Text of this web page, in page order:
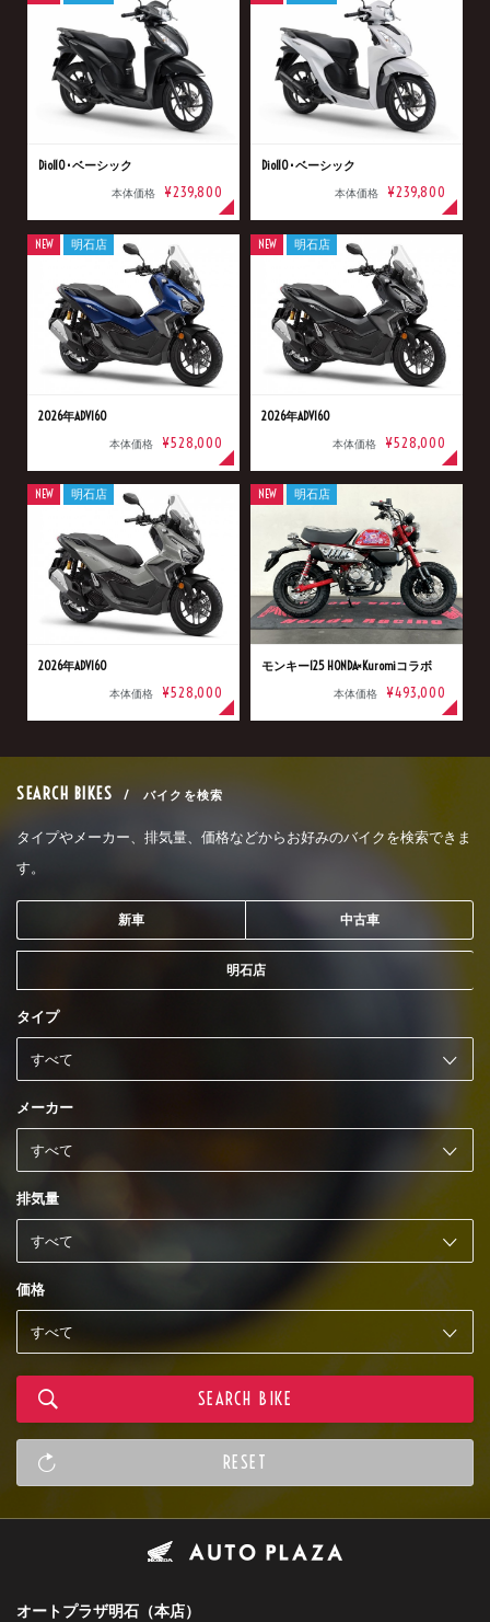
Dio110･ベーシック
本体価格 ¥239,800
Dio110･ベーシック
本体価格 ¥239,800
2026年ADV160
本体価格 ¥528,000
NEW 明石店
2026年ADV160
本体価格 ¥528,000
NEW 明石店
2026年ADV160
本体価格 ¥528,000
NEW 明石店
モンキー125 HONDA×Kuromiコラボ
本体価格 ¥493,000
NEW 明石店
SEARCH BIKES / バイクを検索
タイプやメーカー、排気量、価格などからお好みのバイクを検索できま
す。
新車 中古車
明石店
タイプ
メーカー
排気量
価格
オートプラザ明石（本店）